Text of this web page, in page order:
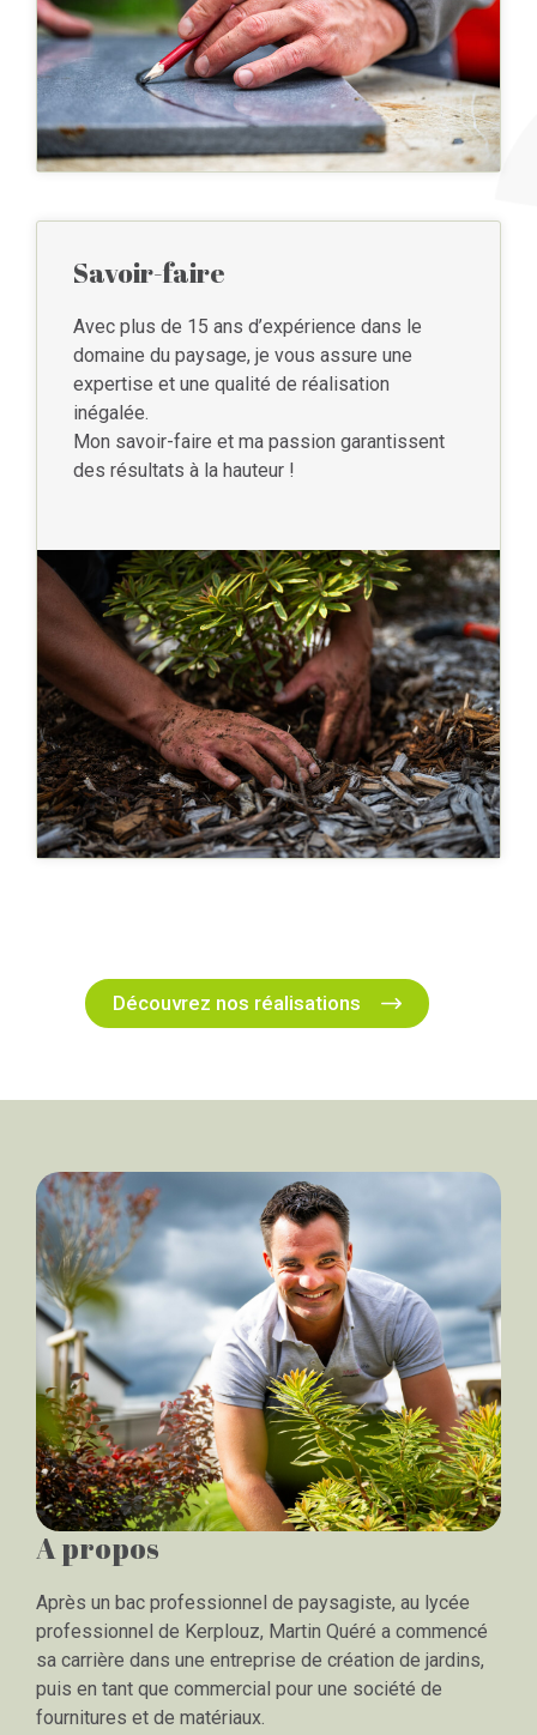
Savoir-faire
Avec plus de 15 ans d’expérience dans le
domaine du paysage, je vous assure une
expertise et une qualité de réalisation
inégalée.
Mon savoir-faire et ma passion garantissent
des résultats à la hauteur !
Découvrez nos réalisations
A propos
Après un bac professionnel de paysagiste, au lycée
professionnel de Kerplouz, Martin Quéré a commencé
sa carrière dans une entreprise de création de jardins,
puis en tant que commercial pour une société de
fournitures et de matériaux.